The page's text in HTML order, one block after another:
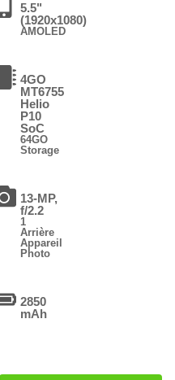
5.5"
(1920x1080)
AMOLED
4GO
MT6755
Helio
P10
SoC
64GO
Storage
13-MP,
f/2.2
1
Arrière
Appareil
Photo
2850
mAh